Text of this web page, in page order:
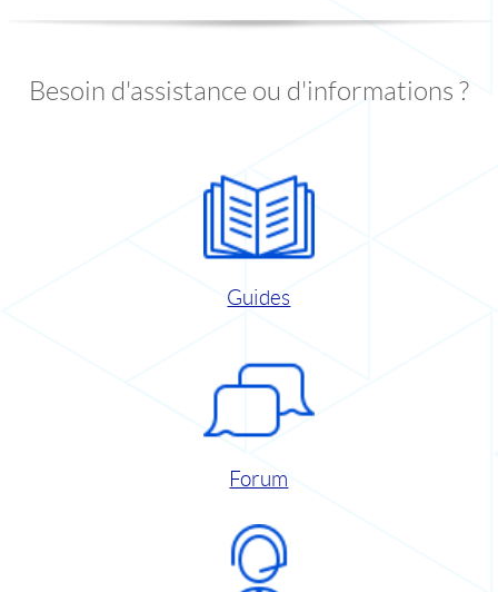
Besoin d'assistance ou d'informations ?
Guides
Forum